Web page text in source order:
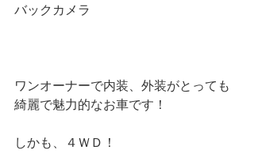
バックカメラ
ワンオーナーで内装、外装がとっても
綺麗で魅力的なお車です！
しかも、４ＷＤ！